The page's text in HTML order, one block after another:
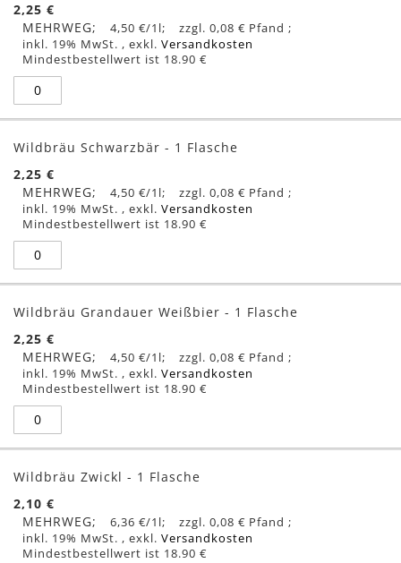
2,25 €
MEHRWEG
4,50 €/1l
0,08 €
inkl. 19% MwSt. , exkl. Versandkosten
Mindestbestellwert ist 18.90 €
Wildbräu Schwarzbär - 1 Flasche
2,25 €
MEHRWEG
4,50 €/1l
0,08 €
inkl. 19% MwSt. , exkl. Versandkosten
Mindestbestellwert ist 18.90 €
Wildbräu Grandauer Weißbier - 1 Flasche
2,25 €
MEHRWEG
4,50 €/1l
0,08 €
inkl. 19% MwSt. , exkl. Versandkosten
Mindestbestellwert ist 18.90 €
Wildbräu Zwickl - 1 Flasche
2,10 €
MEHRWEG
6,36 €/1l
0,08 €
inkl. 19% MwSt. , exkl. Versandkosten
Mindestbestellwert ist 18.90 €